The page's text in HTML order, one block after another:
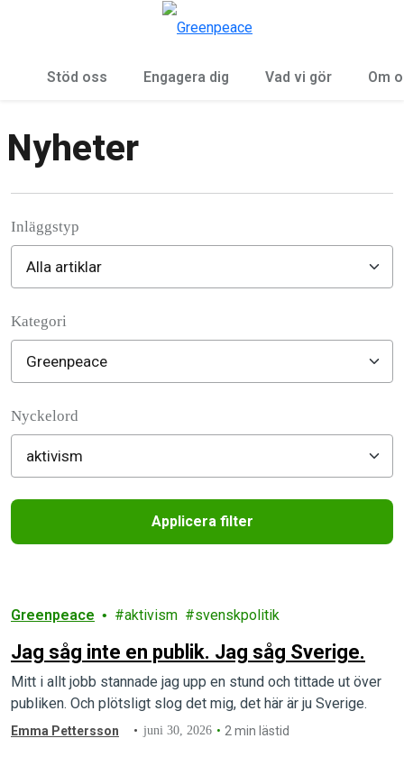
Stöd oss Engagera dig Vad vi gör Om
Nyheter
Inläggstyp
Kategori
Nyckelord
Applicera filter
Greenpeace aktivism svenskpolitik
Jag såg inte en publik. Jag såg Sverige.
Mitt i allt jobb stannade jag upp en stund och tittade ut över
publiken. Och plötsligt slog det mig, det här är ju Sverige.
Emma Pettersson juni 30, 2026 2 min lästid